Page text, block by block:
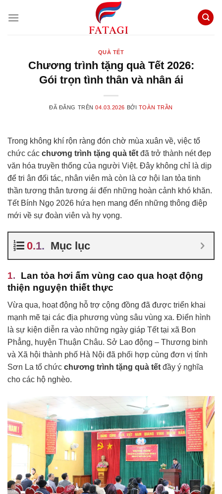
đến
QUÀ TẾT
Chương trình tặng quà Tết 2026:
Gói trọn tình thân và nhân ái
ĐÃ ĐĂNG TRÊN04.03.2026 BỞI TOÀN TRẦN
Trong không khí rộn ràng đón chờ mùa xuân về, việc tổ
chức các chương trình tặng quà tết đã trở thành nét đẹp
văn hóa truyền thống của người Việt. Đây không chỉ là dịp
để tri ân đối tác, nhân viên mà còn là cơ hội lan tỏa tinh
thần tương thân tương ái đến những hoàn cảnh khó khăn.
Tết Bính Ngọ 2026 hứa hẹn mang đến những thông điệp
mới về sự đoàn viên và hy vọng.
Mục lục
Lan tỏa hơi ấm vùng cao qua hoạt động
thiện nguyện thiết thực
Vừa qua, hoạt động hỗ trợ cộng đồng đã được triển khai
mạnh mẽ tại các địa phương vùng sâu vùng xa. Điển hình
là sự kiện diễn ra vào những ngày giáp Tết tại xã Bon
Phẳng, huyện Thuận Châu. Sở Lao động – Thương binh
và Xã hội thành phố Hà Nội đã phối hợp cùng đơn vị tỉnh
Sơn La tổ chức chương trình tặng quà tết đầy ý nghĩa
cho các hộ nghèo.